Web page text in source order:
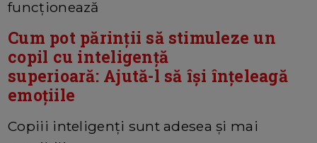
funcționează
Cum pot părinții să stimuleze un
copil cu inteligență
superioară: Ajută-l să își înțeleagă
emoțiile
Copiii inteligenți sunt adesea și mai